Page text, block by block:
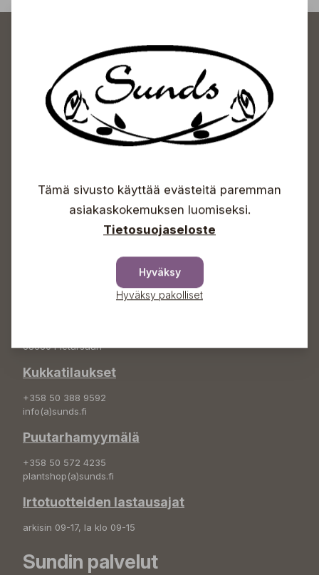
Sundin Puutarhakeskus
Lauantaisin 09-16
Sunnuntaisin Itsepalvelu
Info & vaihde
68660 Pietarsaari
Kukkatilaukset
+358 50 388 9592
info(a)sunds.fi
Puutarhamyymälä
+358 50 572 4235
plantshop(a)sunds.fi
Irtotuotteiden lastausajat
arkisin 09-17, la klo 09-15
Sundin palvelut
Tämä sivusto käyttää evästeitä paremman
asiakaskokemuksen luomiseksi.
Tietosuojaseloste
Hyväksy
Hyväksy pakolliset